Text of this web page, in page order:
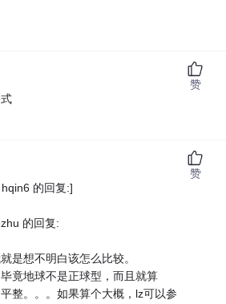
赞
的回复:]
的回复:
是想不明白该怎么比较。
竟地球不是正球型，而且就算
整。。。如果算个大概，lz可以参
赞